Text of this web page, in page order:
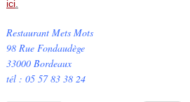
ici.
Restaurant Mets Mots
98 Rue Fondaudège
33000 Bordeaux
tél : 05 57 83 38 24